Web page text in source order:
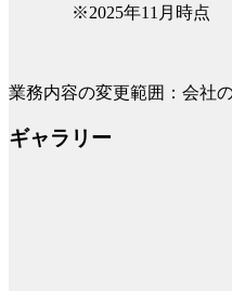
※2025年11月時点
業務内容の変更範囲：会社
ギャラリー